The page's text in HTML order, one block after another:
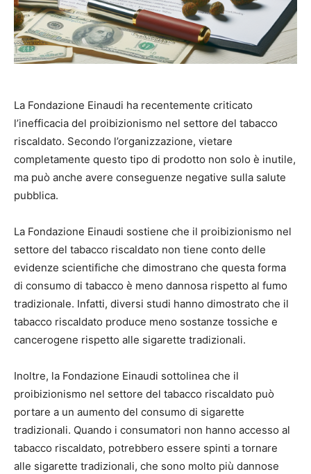
La Fondazione Einaudi ha recentemente criticato
l’inefficacia del proibizionismo nel settore del tabacco
riscaldato. Secondo l’organizzazione, vietare
completamente questo tipo di prodotto non solo è inutile,
ma può anche avere conseguenze negative sulla salute
pubblica.
La Fondazione Einaudi sostiene che il proibizionismo nel
settore del tabacco riscaldato non tiene conto delle
evidenze scientifiche che dimostrano che questa forma
di consumo di tabacco è meno dannosa rispetto al fumo
tradizionale. Infatti, diversi studi hanno dimostrato che il
tabacco riscaldato produce meno sostanze tossiche e
cancerogene rispetto alle sigarette tradizionali.
Inoltre, la Fondazione Einaudi sottolinea che il
proibizionismo nel settore del tabacco riscaldato può
portare a un aumento del consumo di sigarette
tradizionali. Quando i consumatori non hanno accesso al
tabacco riscaldato, potrebbero essere spinti a tornare
alle sigarette tradizionali, che sono molto più dannose